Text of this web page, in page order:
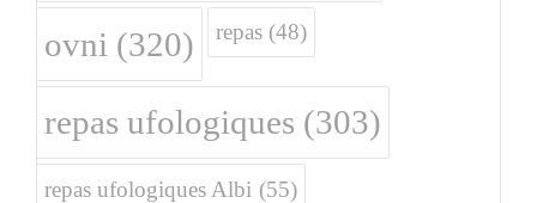
ovni (320) repas (48)
repas ufologiques (303)
repas ufologiques Albi (55)